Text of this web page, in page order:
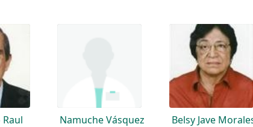
Namuche Vásquez Belsy Jave